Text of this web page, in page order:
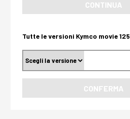
CONTINUA
Tutte le versioni Kymco movie 125
CONFERMA